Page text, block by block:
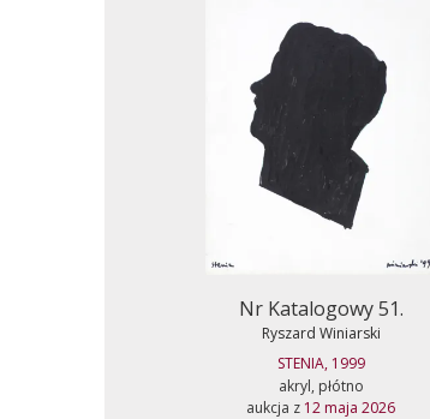
Nr Katalogowy 51.
Ryszard Winiarski
STENIA, 1999
akryl, płótno
aukcja z 12 maja 2026